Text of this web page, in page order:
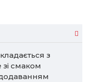
з
зі смаком